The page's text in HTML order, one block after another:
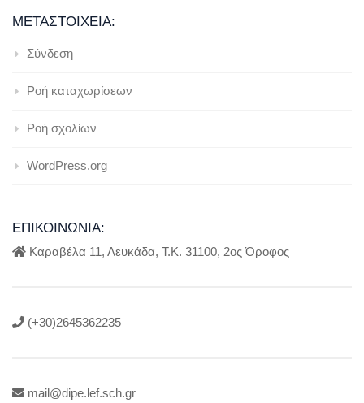
ΜΕΤΑΣΤΟΙΧΕΊΑ:
Σύνδεση
Ροή καταχωρίσεων
Ροή σχολίων
WordPress.org
ΕΠΙΚΟΙΝΩΝΊΑ:
Καραβέλα 11, Λευκάδα, Τ.Κ. 31100, 2ος Όροφος
(+30)2645362235
mail@dipe.lef.sch.gr